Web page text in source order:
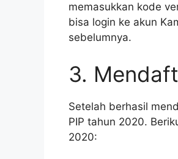
memasukkan kode
bisa login ke akun
sebelumnya.
3.
Setelah berhasil
PIP tahun 2020.
2020: